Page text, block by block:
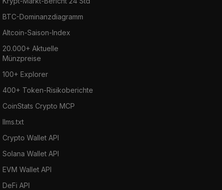
BTC-Dominanzdiagramm
Altcoin-Saison-Index
20.000+ Aktuelle
Münzpreise
100+ Explorer
400+ Token-Risikoberichte
CoinStats Crypto MCP
llms.txt
Crypto Wallet API
Solana Wallet API
EVM Wallet API
DeFi API